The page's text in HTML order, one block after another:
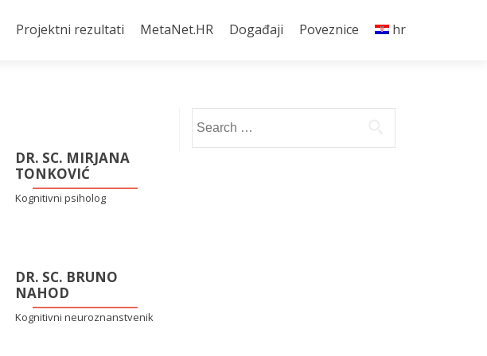
Projektni rezultati MetaNet.HR Događaji Poveznice hr
DR. SC. MIRJANA
TONKOVIĆ
Kognitivni psiholog
DR. SC. BRUNO
NAHOD
Kognitivni neuroznanstvenik
for: